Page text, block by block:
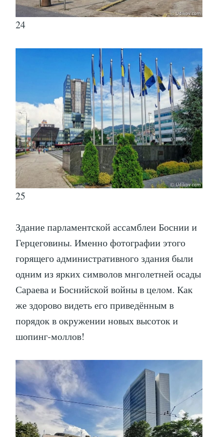
24
25
Здание парламентской ассамблеи Боснии и
Герцеговины. Именно фотографии этого
горящего административного здания были
одним из ярких символов мнголетней осады
Сараева и Боснийской войны в целом. Как
же здорово видеть его приведённым в
порядок в окружении новых высоток и
шопинг-моллов!